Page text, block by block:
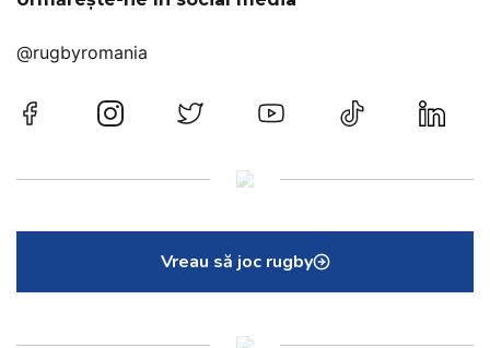
@rugbyromania
Vreau să joc rugby